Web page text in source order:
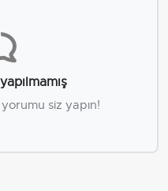
siz yapın!